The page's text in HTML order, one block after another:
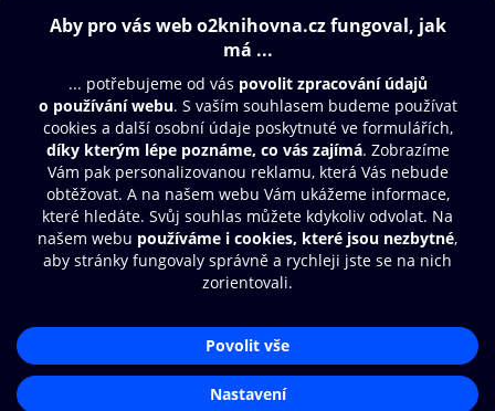
Obsah ke stažení
Moje O2 Knihovna
Další zábava
© O2 Czech Republic a.s.
Zásady zpracování osobních údajůAplikace O2 Knihovna
Čti a poslouchej své e-knihy a